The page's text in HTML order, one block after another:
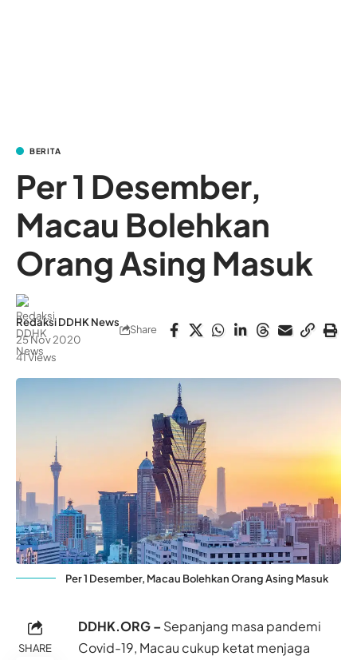
BERITA
Per 1 Desember,
Macau Bolehkan
Orang Asing Masuk
Redaksi DDHK News
25 Nov 2020
41 Views
Share
Per 1 Desember, Macau Bolehkan Orang Asing Masuk
SHARE
DDHK.ORG – Sepanjang masa pandemi
Covid-19, Macau cukup ketat menjaga